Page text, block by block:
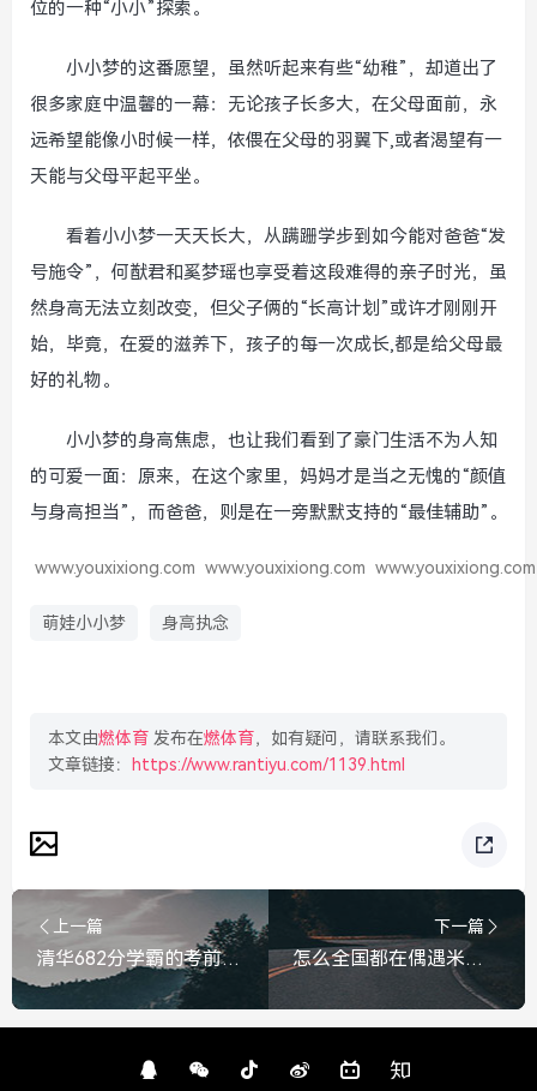
位的一种“小小”探索。
小小梦的这番愿望，虽然听起来有些“幼稚”，却道出了
很多家庭中温馨的一幕：无论孩子长多大，在父母面前，永
远希望能像小时候一样，依偎在父母的羽翼下,或者渴望有一
天能与父母平起平坐。
看着小小梦一天天长大，从蹒跚学步到如今能对爸爸“发
号施令”，何猷君和奚梦瑶也享受着这段难得的亲子时光，虽
然身高无法立刻改变，但父子俩的“长高计划”或许才刚刚开
始，毕竟，在爱的滋养下，孩子的每一次成长,都是给父母最
好的礼物。
小小梦的身高焦虑，也让我们看到了豪门生活不为人知
的可爱一面：原来，在这个家里，妈妈才是当之无愧的“颜值
与身高担当”，而爸爸，则是在一旁默默支持的“最佳辅助”。
www.youxixiong.com www.youxixiong.com www.youxixiong.com
萌娃小小梦 身高执念
本文由燃体育 发布在燃体育，如有疑问，请联系我们。
文章链接：
https://www.rantiyu.com/1139.html
上一篇
清华682分学霸的考前独门秘籍，别再盲目刷题，做好这一件事就够了，清华682分学霸考前秘籍，别盲目刷题，做好这一件事就够了
下一篇
怎么全国都在偶遇米卢教练？原来快乐真的有回声，全国偶遇米卢，原来快乐真的有回声